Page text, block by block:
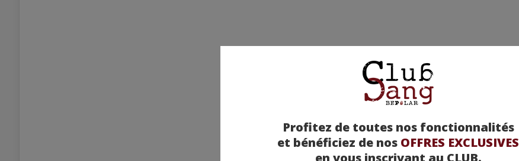
Profitez de toutes nos fonctionnalités
et bénéficiez de nos OFFRES EXCLUSIVES
en vous inscrivant au CLUB.